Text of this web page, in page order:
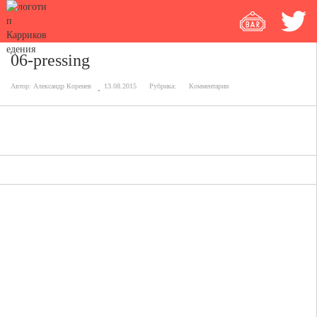
06-pressing
Автор: Александр Коренев 13.08.2015 Рубрика: Комментарии